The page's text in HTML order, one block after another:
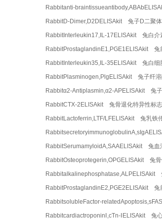
Rabbitanti-
RabbitD-Dimer,D2DELISAkit 兔子D二聚
RabbitInterleukin17,IL-17ELISAkit 兔白介
RabbitProstaglandinE1,PGE1ELISAkit 兔
RabbitInterleukin35,IL-35ELISAkit 兔白细
RabbitPlasminogen,PlgELISAkit 兔子纤溶
Rabbitα2-Antiplasmin,α2-APELISAkit 兔
RabbitCTX-2ELISAkit 兔骨退化特异性标
RabbitLactoferrin,LTF/LFELISAkit 兔乳铁
RabbitSerumamyloidA,SAAELISAkit 兔血
RabbitOsteoprotegerin,OPGELISAkit 兔骨
Rabbitalkalinephosphatase,ALPELISAkit
RabbitProstaglandinE2,PGE2ELISAkit 兔
RabbitsolubleFactor-
RabbitcardiactroponinⅠ,cTn-ⅠELISAkit 兔